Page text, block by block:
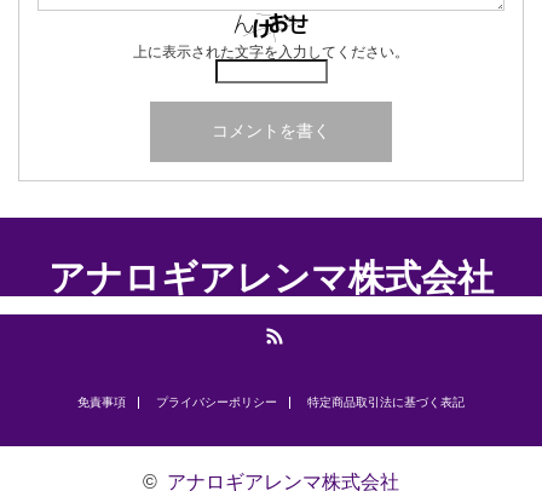
上に表示された文字を入力してください。
アナロギアレンマ株式会社
免責事項 プライバシーポリシー ​特定商品取引法に基づく表記
© アナロギアレンマ株式会社